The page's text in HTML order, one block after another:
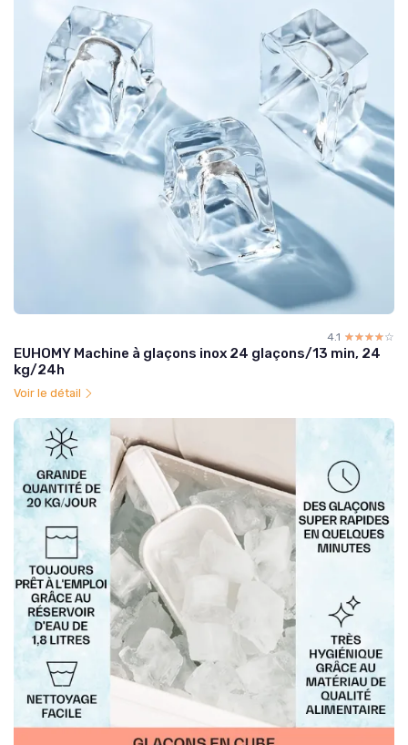
4.1 ☆☆☆☆☆
★★★★★
EUHOMY Machine à glaçons inox 24 glaçons/13 min, 24
kg/24h
Voir le détail